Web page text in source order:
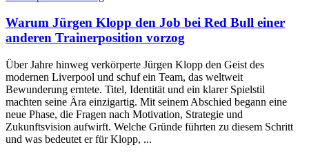
Warum Jürgen Klopp den Job bei Red Bull einer
anderen Trainerposition vorzog
Über Jahre hinweg verkörperte Jürgen Klopp den Geist des
modernen Liverpool und schuf ein Team, das weltweit
Bewunderung erntete. Titel, Identität und ein klarer Spielstil
machten seine Ära einzigartig. Mit seinem Abschied begann eine
neue Phase, die Fragen nach Motivation, Strategie und
Zukunftsvision aufwirft. Welche Gründe führten zu diesem Schritt
und was bedeutet er für Klopp, ...